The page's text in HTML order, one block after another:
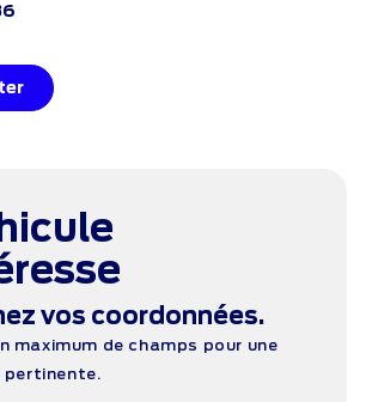
vos coordonnées.
maximum de champs pour une
pertinente.